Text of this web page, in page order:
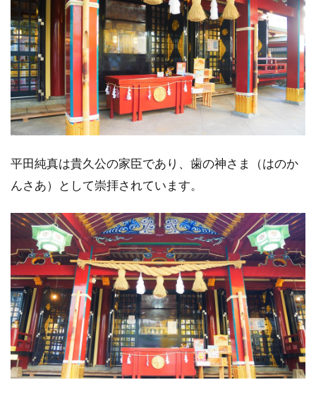
平田純真は貴久公の家臣であり、歯の神さま（はのか
んさあ）として崇拝されています。